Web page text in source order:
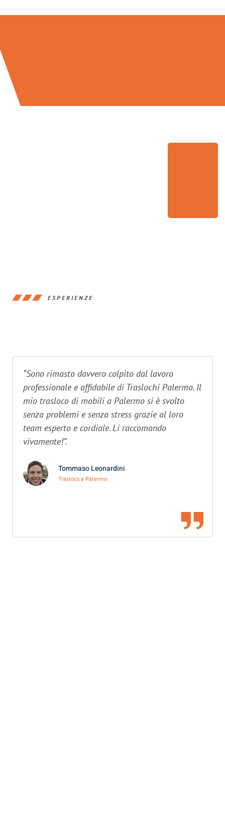
ESPERIENZE
“Sono rimasto davvero colpito dal lavoro
professionale e affidabile di Traslochi Palermo. Il
mio trasloco di mobili a Palermo si è svolto
senza problemi e senza stress grazie al loro
team esperto e cordiale. Li raccomando
vivamente!”.
Tommaso Leonardini
Trasloco a Palermo